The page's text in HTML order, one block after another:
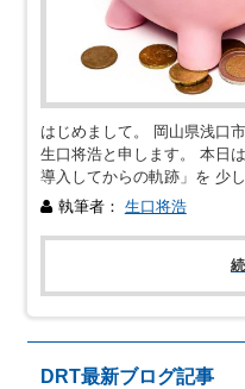
はじめまして。 岡山県浅口
生口将浩と申します。 本日
導入してからの軌跡」を 少
執筆者： 生口将浩
DRT最新ブログ記事